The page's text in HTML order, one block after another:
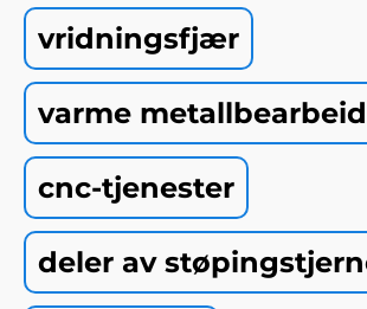
vridningsfjær
varme
cnc-tjenester
deler av